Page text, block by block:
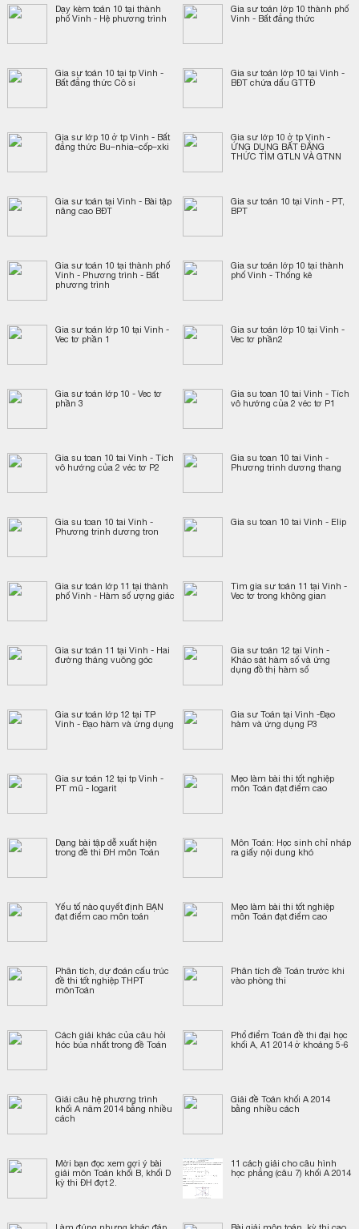
Dạy kèm toán 10 tại thành
phố Vinh - Hệ phương trình
Gia sư toán lớp 10 thành phố
Vinh - Bất đẳng thức
Gia sư toán 10 tại tp Vinh -
Bất đẳng thức Cô si
Gia sư toán lớp 10 tại Vinh -
BĐT chứa dấu GTTĐ
Gia sư lớp 10 ở tp Vinh - Bất
đẳng thức Bu–nhia–cốp–xki
Gia sư lớp 10 ở tp Vinh -
ỨNG DỤNG BẤT ĐẲNG
THỨC TÌM GTLN VÀ GTNN
Gia sư toán tại Vinh - Bài tập
nâng cao BĐT
Gia sư toán 10 tại Vinh - PT,
BPT
Gia sư toán 10 tại thành phố
Vinh - Phương trình - Bất
phương trình
Gia sư toán lớp 10 tại thành
phố Vinh - Thống kê
Gia sư toán lớp 10 tại Vinh -
Vec tơ phần 1
Gia sư toán lớp 10 tại Vinh -
Vec tơ phần2
Gia sư toán lớp 10 - Vec tơ
phần 3
Gia su toan 10 tai Vinh - Tích
vô hướng của 2 véc tơ P1
Gia su toan 10 tai Vinh - Tích
vô hướng của 2 véc tơ P2
Gia su toan 10 tai Vinh -
Phương trinh dương thang
Gia su toan 10 tai Vinh -
Phương trinh dương tron
Gia su toan 10 tai Vinh - Elip
Gia sư toán lớp 11 tại thành
phố Vinh - Hàm số ượng giác
Tìm gia sư toán 11 tại Vinh -
Vec tơ trong không gian
Gia sư toán 11 tại Vinh - Hai
đường thảng vuông góc
Gia sư toán 12 tại Vinh -
Khảo sát hàm số và ứng
dụng đồ thị hàm số
Gia sư toán lớp 12 tại TP
Vinh - Đạo hàm và ứng dụng
Gia sư Toán tại Vinh -Đạo
hàm và ứng dụng P3
Gia sư toán 12 tại tp Vinh -
PT mũ - logarit
Mẹo làm bài thi tốt nghiệp
môn Toán đạt điểm cao
Dạng bài tập dễ xuất hiện
trong đề thi ĐH môn Toán
Môn Toán: Học sinh chỉ nháp
ra giấy nội dung khó
Yếu tố nào quyết định BẠN
đạt điểm cao môn toán
Mẹo làm bài thi tốt nghiệp
môn Toán đạt điểm cao
Phân tích, dự đoán cấu trúc
đề thi tốt nghiệp THPT
mônToán
Phân tích đề Toán trước khi
vào phòng thi
Cách giải khác của câu hỏi
hóc búa nhất trong đề Toán
Phổ điểm Toán đề thi đại học
khối A, A1 2014 ở khoảng 5-6
Giải câu hệ phương trình
khối A năm 2014 bằng nhiều
cách
Giải đề Toán khối A 2014
bằng nhiều cách
Mời bạn đọc xem gợi ý bài
giải môn Toán khối B, khối D
kỳ thi ĐH đợt 2.
11 cách giải cho câu hình
học phẳng (câu 7) khối A 2014